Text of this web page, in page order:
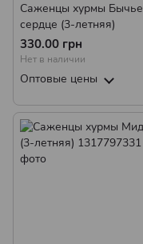
Саженцы хурмы Бычье
сердце (3-летняя)
330.00 грн
Нет в наличии
Оптовые цены